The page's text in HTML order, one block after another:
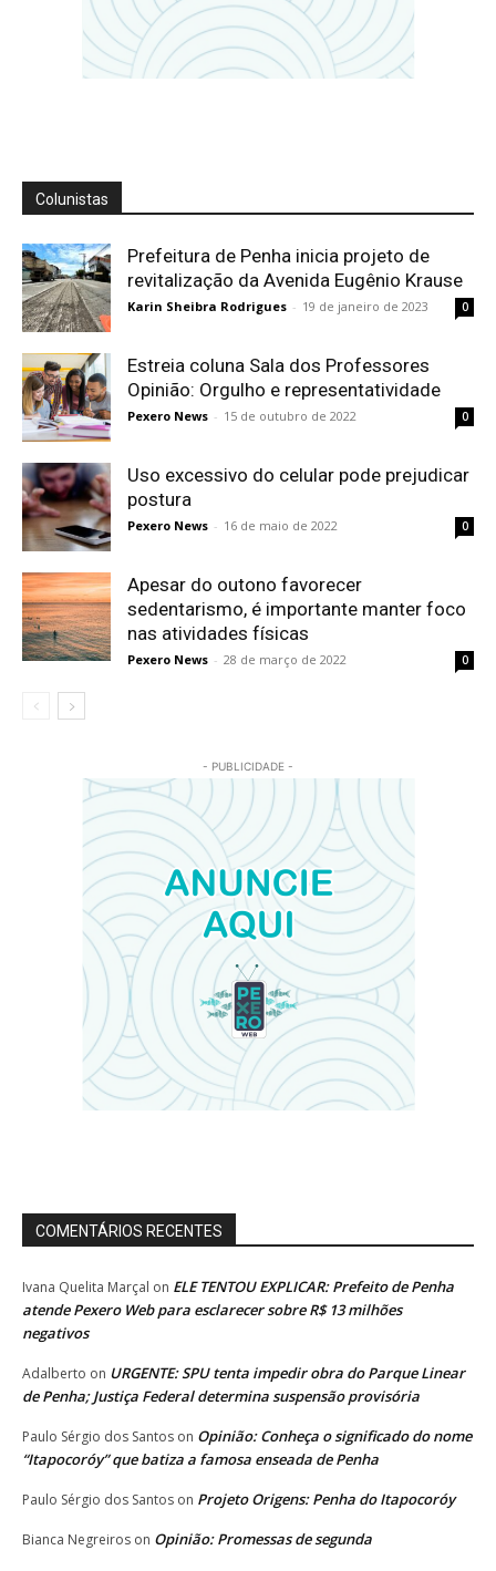
Colunistas
Prefeitura de Penha inicia projeto de
revitalização da Avenida Eugênio Krause
Karin Sheibra Rodrigues - 19 de janeiro de 2023 0
Estreia coluna Sala dos Professores
Opinião: Orgulho e representatividade
Pexero News - 15 de outubro de 2022 0
Uso excessivo do celular pode prejudicar
postura
Pexero News - 16 de maio de 2022 0
Apesar do outono favorecer
sedentarismo, é importante manter foco
nas atividades físicas
Pexero News - 28 de março de 2022 0
- PUBLICIDADE -
COMENTÁRIOS RECENTES
Ivana Quelita Marçal on ELE TENTOU EXPLICAR: Prefeito de Penha
atende Pexero Web para esclarecer sobre R$ 13 milhões
negativos
Adalberto on URGENTE: SPU tenta impedir obra do Parque Linear
de Penha; Justiça Federal determina suspensão provisória
Paulo Sérgio dos Santos on Opinião: Conheça o significado do nome
“Itapocoróy” que batiza a famosa enseada de Penha
Paulo Sérgio dos Santos on Projeto Origens: Penha do Itapocoróy
Bianca Negreiros on Opinião: Promessas de segunda